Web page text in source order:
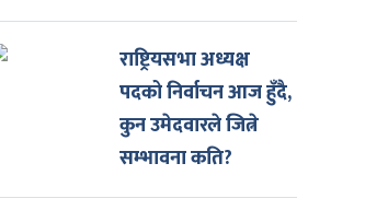
राष्ट्रियसभा अध्यक्ष
पदको निर्वाचन आज हुँदै,
कुन उमेदवारले जित्ने
सम्भावना कति?